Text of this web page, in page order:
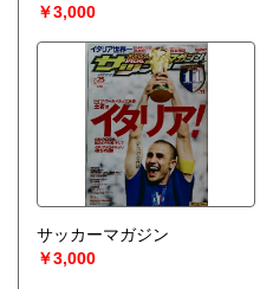
￥3,000
サッカーマガジン
￥3,000